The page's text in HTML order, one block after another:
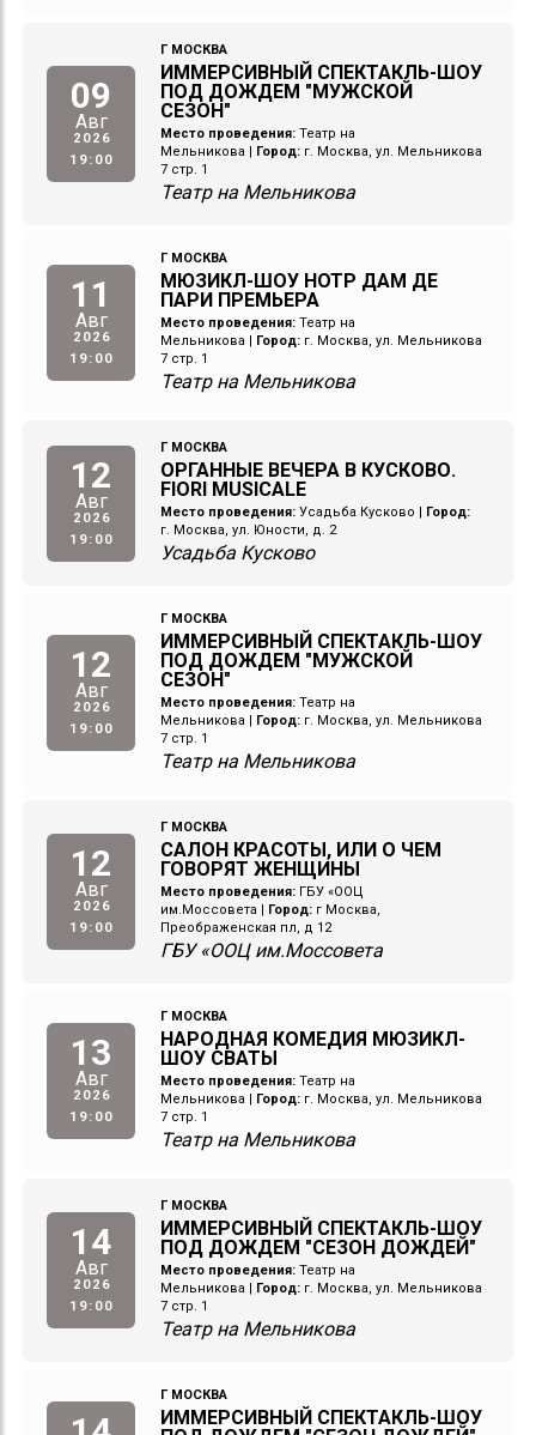
09
Авг
2026
19:00
Г МОСКВА
ИММЕРСИВНЫЙ СПЕКТАКЛЬ-ШОУ
ПОД ДОЖДЕМ "МУЖСКОЙ
СЕЗОН"
Место проведения: Театр на
Мельникова
Город: г. Москва, ул. Мельникова
7 стр. 1
Театр на Мельникова
11
Авг
2026
19:00
Г МОСКВА
МЮЗИКЛ-ШОУ НОТР ДАМ ДЕ
ПАРИ ПРЕМЬЕРА
Место проведения: Театр на
Мельникова
Город: г. Москва, ул. Мельникова
7 стр. 1
Театр на Мельникова
12
Авг
2026
19:00
Г МОСКВА
ОРГАННЫЕ ВЕЧЕРА В КУСКОВО.
FIORI MUSICALE
Место проведения: Усадьба Кусково
Город:
г. Москва, ул. Юности, д. 2
Усадьба Кусково
12
Авг
2026
19:00
Г МОСКВА
ИММЕРСИВНЫЙ СПЕКТАКЛЬ-ШОУ
ПОД ДОЖДЕМ "МУЖСКОЙ
СЕЗОН"
Место проведения: Театр на
Мельникова
Город: г. Москва, ул. Мельникова
7 стр. 1
Театр на Мельникова
12
Авг
2026
19:00
Г МОСКВА
САЛОН КРАСОТЫ, ИЛИ О ЧЕМ
ГОВОРЯТ ЖЕНЩИНЫ
Место проведения: ГБУ «ООЦ
им.Моссовета
Город: г Москва,
Преображенская пл, д 12
ГБУ «ООЦ им.Моссовета
13
Авг
2026
19:00
Г МОСКВА
НАРОДНАЯ КОМЕДИЯ МЮЗИКЛ-
ШОУ СВАТЫ
Место проведения: Театр на
Мельникова
Город: г. Москва, ул. Мельникова
7 стр. 1
Театр на Мельникова
14
Авг
2026
19:00
Г МОСКВА
ИММЕРСИВНЫЙ СПЕКТАКЛЬ-ШОУ
ПОД ДОЖДЕМ "СЕЗОН ДОЖДЕЙ"
Место проведения: Театр на
Мельникова
Город: г. Москва, ул. Мельникова
7 стр. 1
Театр на Мельникова
Г МОСКВА
ИММЕРСИВНЫЙ СПЕКТАКЛЬ-ШОУ